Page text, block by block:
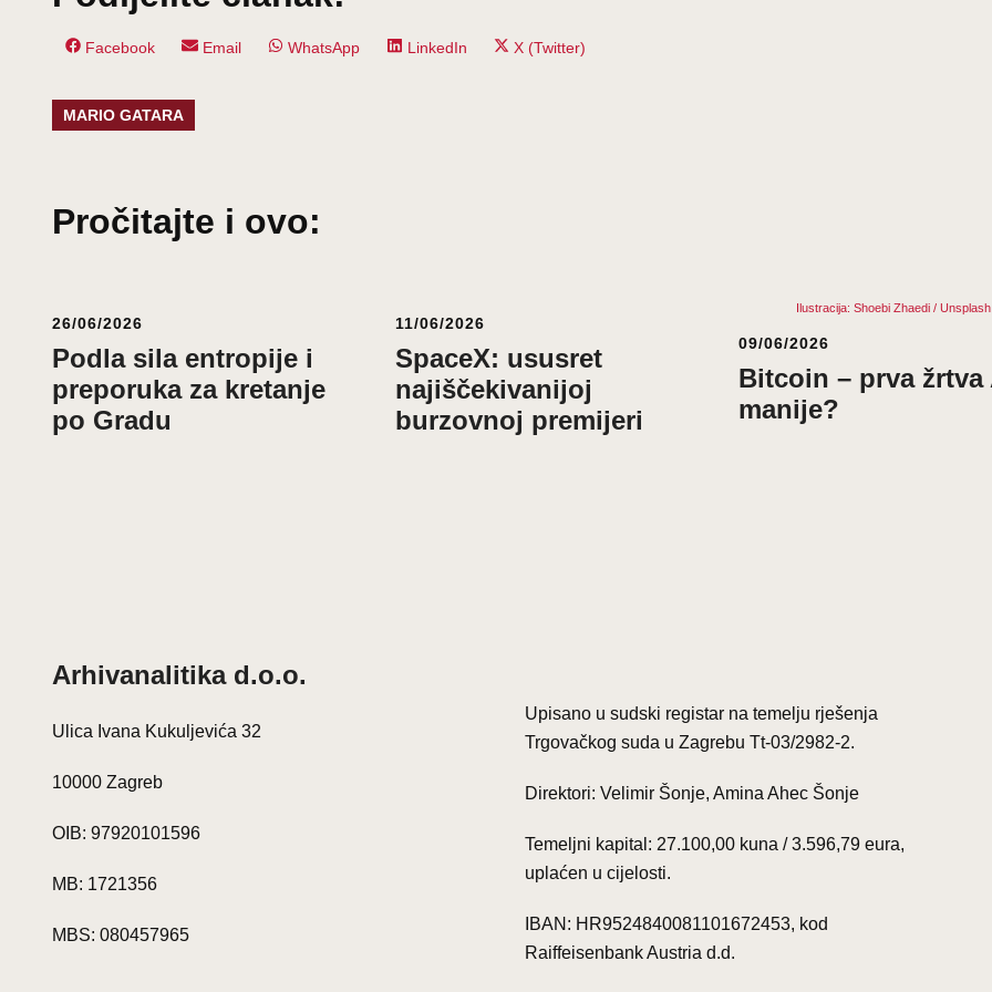
Share
Facebook
Share
Email
Share
WhatsApp
Share
LinkedIn
Share
X (Twitter)
MARIO GATARA
Pročitajte i ovo:
26/06/2026
Podla sila entropije i
preporuka za kretanje
po Gradu
11/06/2026
SpaceX: ususret
najiščekivanijoj
burzovnoj premijeri
Ilustracija: Shoebi Zhaedi / Unsplash
09/06/2026
Bitcoin – prva žrtva
manije?
Arhivanalitika d.o.o.
Ulica Ivana Kukuljevića 32
10000 Zagreb
OIB: 97920101596
MB: 1721356
MBS: 080457965
Upisano u sudski registar na temelju rješenja
Trgovačkog suda u Zagrebu Tt-03/2982-2.
Direktori: Velimir Šonje, Amina Ahec Šonje
Temeljni kapital: 27.100,00 kuna / 3.596,79 eura,
uplaćen u cijelosti.
IBAN: HR9524840081101672453, kod
Raiffeisenbank Austria d.d.